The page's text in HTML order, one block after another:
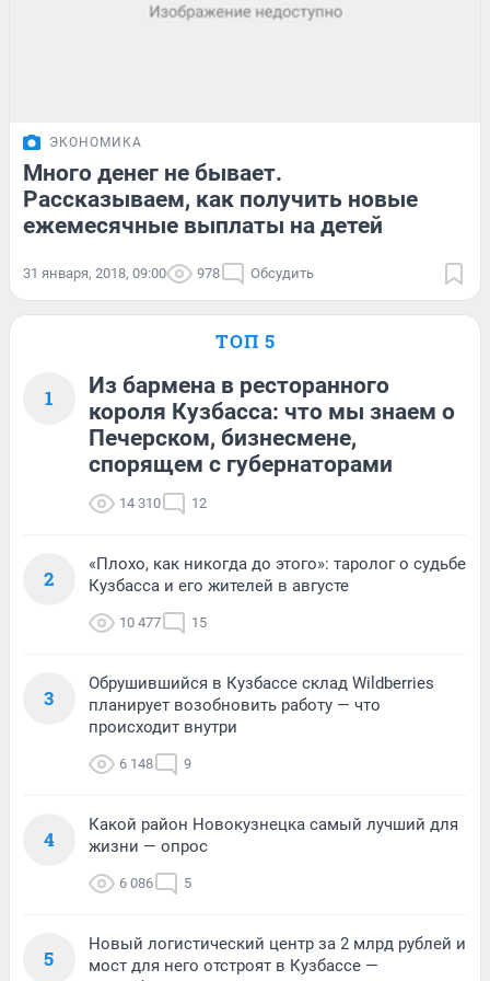
ЭКОНОМИКА
Много денег не бывает.
Рассказываем, как получить новые
ежемесячные выплаты на детей
31 января, 2018, 09:00 978 Обсудить
ТОП 5
1
Из бармена в ресторанного
короля Кузбасса: что мы знаем о
Печерском, бизнесмене,
спорящем с губернаторами
14 310 12
2
«Плохо, как никогда до этого»: таролог о судьбе
Кузбасса и его жителей в августе
10 477 15
3
Обрушившийся в Кузбассе склад Wildberries
планирует возобновить работу — что
происходит внутри
6 148 9
4
Какой район Новокузнецка самый лучший для
жизни — опрос
6 086 5
5
Новый логистический центр за 2 млрд рублей и
мост для него отстроят в Кузбассе —